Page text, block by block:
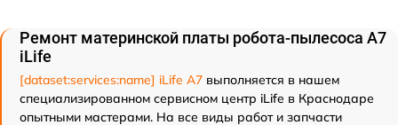
Ремонт материнской платы робота-пылесоса A7
iLife
[dataset:services:name] iLife A7 выполняется в нашем
специализированном сервисном центр iLife в Краснодаре
опытными мастерами. На все виды работ и запчасти